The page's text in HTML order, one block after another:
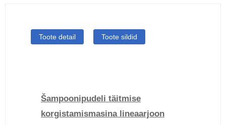
Toote detail Toote sildid
Šampoonipudeli täitmise
korgistamismasina lineaarjoon